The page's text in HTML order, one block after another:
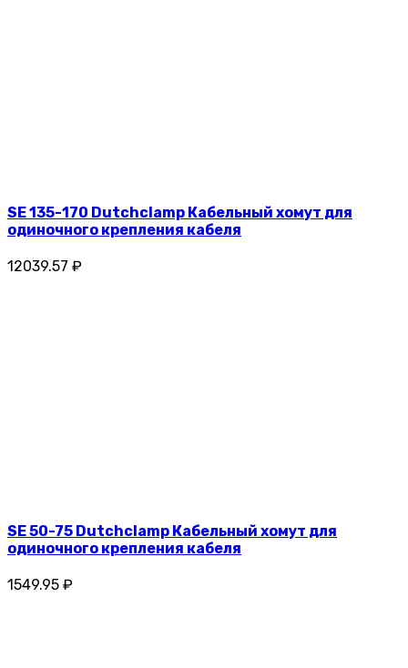
SE 135-170 Dutchclamp Кабельный хомут для
одиночного крепления кабеля
12039.57 ₽
SE 50-75 Dutchclamp Кабельный хомут для
одиночного крепления кабеля
1549.95 ₽